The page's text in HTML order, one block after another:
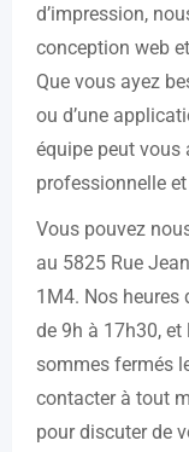
d’impression,
conception web
Que vous ayez
ou d’une
équipe peut vous
professionnelle
Vous pouvez
au 5825 Rue
1M4. Nos heures
de 9h à 17h30,
sommes fermés
contacter à tout
pour discuter de